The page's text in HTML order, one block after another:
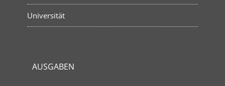
Universität
AUSGABEN